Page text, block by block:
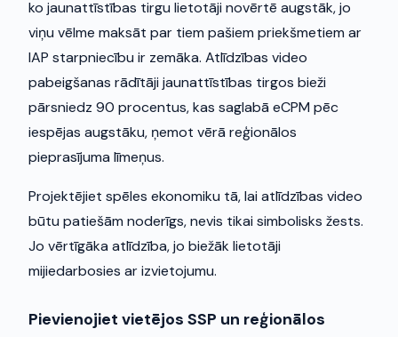
ko jaunattīstības tirgu lietotāji novērtē augstāk, jo
viņu vēlme maksāt par tiem pašiem priekšmetiem ar
IAP starpniecību ir zemāka. Atlīdzības video
pabeigšanas rādītāji jaunattīstības tirgos bieži
pārsniedz 90 procentus, kas saglabā eCPM pēc
iespējas augstāku, ņemot vērā reģionālos
pieprasījuma līmeņus.
Projektējiet spēles ekonomiku tā, lai atlīdzības video
būtu patiešām noderīgs, nevis tikai simbolisks žests.
Jo vērtīgāka atlīdzība, jo biežāk lietotāji
mijiedarbosies ar izvietojumu.
Pievienojiet vietējos SSP un reģionālos